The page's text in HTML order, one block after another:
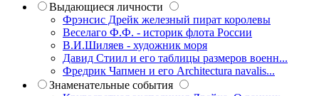
Выдающиеся личности
Фрэнсис Дрейк железный пират королевы
Веселаго Ф.Ф. - историк флота России
В.И.Шиляев - художник моря
Давид Стиил и его таблицы размеров военн...
Фредрик Чапмен и его Architectura navalis...
Знаменательные события